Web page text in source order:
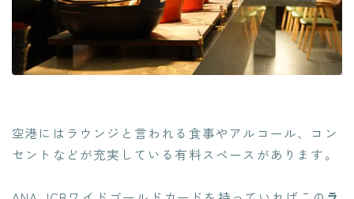
空港にはラウンジと言われる食事やアルコール、コン
セントなどが充実している有料スペースがあります。